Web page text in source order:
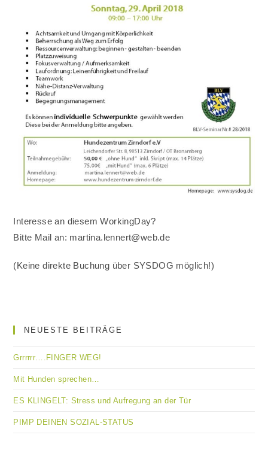
Interesse an diesem WorkingDay?
Bitte Mail an: martina.lennert@web.de
(Keine direkte Buchung über SYSDOG möglich!)
NEUESTE BEITRÄGE
Grrrrrr….FINGER WEG!
Mit Hunden sprechen…
ES KLINGELT: Stress und Aufregung an der Tür
PIMP DEINEN SOZIAL-STATUS